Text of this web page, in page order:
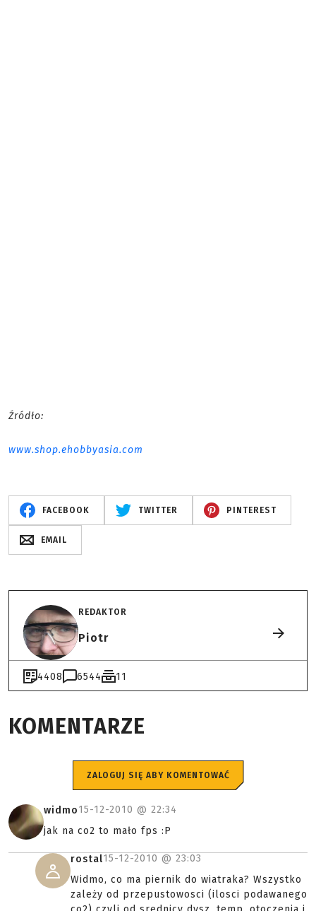
Źródło:
www.shop.ehobbyasia.com
FACEBOOK TWITTER PINTEREST
EMAIL
REDAKTOR
Piotr
4408 6544 11
KOMENTARZE
ZALOGUJ SIĘ ABY KOMENTOWAĆ
widmo15-12-2010 @ 22:34
jak na co2 to mało fps :P
rostal15-12-2010 @ 23:03
Widmo, co ma piernik do wiatraka? Wszystko
zależy od przepustowosci (ilosci podawanego